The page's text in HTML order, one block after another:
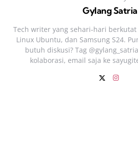
Gylang Satria
Tech writer yang sehari‑hari
Linux Ubuntu, dan Samsung S24.
butuh diskusi? Tag
kolaborasi, email saja ke